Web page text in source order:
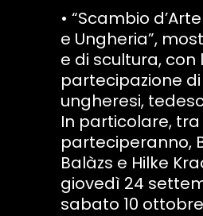
• “Scambio
e Ungheria”,
e di scultura, con
partecipazione
ungheresi,
In particolare,
parteciperanno,
Balàzs e Hilke
giovedì 24
sabato 10